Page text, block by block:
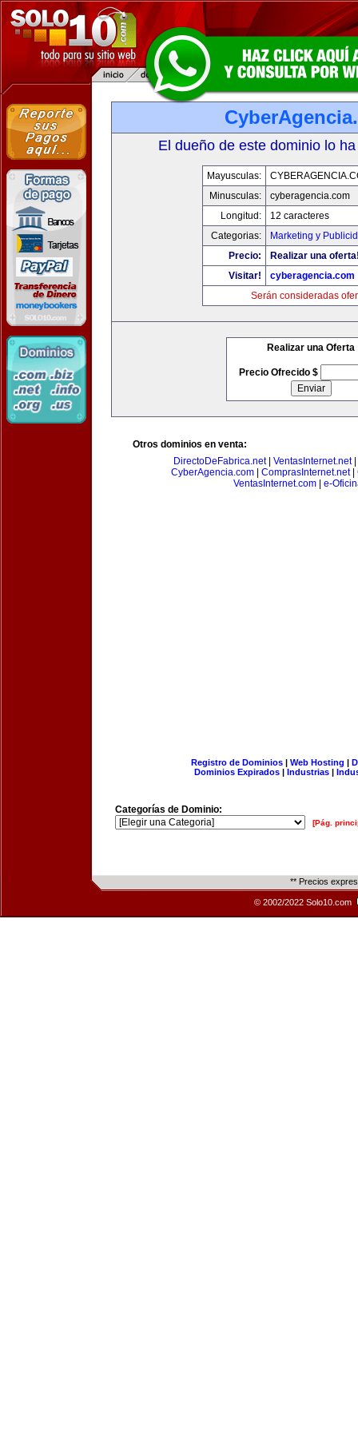
El dueño de este dominio lo
Mayusculas:
Minusculas:
cyberagencia.com
Longitud:
12 caracteres
Categorias:
Marketing y
Precio:
Realizar una
Visitar!
cyberagencia.com
Serán consideradas
Realizar una Oferta
Precio Ofrecido $
Otros dominios en venta:
DirectoDeFabrica.net| VentasInternet.net|
CyberAgencia.com| ComprasInternet.net|
VentasInternet.com
e-
Registro de Dominios| Web Hosting |
Dominios Expirados | Industrias |
Categorías de Dominio:
[Pág.
** Precios
© 2002/2022 Solo10.com